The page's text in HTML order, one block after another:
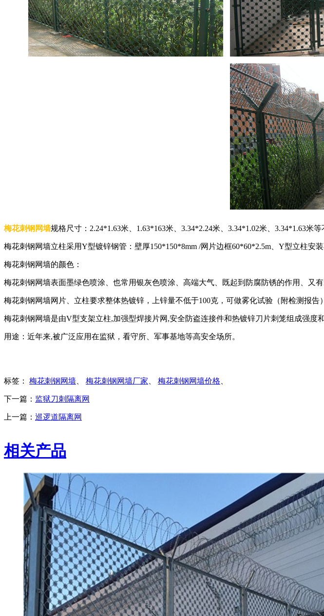
梅花刺钢网墙规格尺寸：2.24*1.63米、1.63*163米、3.34*2.24米、3.34*1.02米、3.34*1.63米等
梅花刺钢网墙立柱采用Y型镀锌钢管：壁厚150*150*8mm /网片边框60*60*2.5m、Y型立柱安装
梅花刺钢网墙的颜色：
梅花刺钢网墙表面墨绿色喷涂、也常用银灰色喷涂、高端大气、既起到防腐防锈的作用、又有
梅花刺钢网墙网片、立柱要求整体热镀锌，上锌量不低于100克，可做雾化试验（附检测报
梅花刺钢网墙是由V型支架立柱,加强型焊接片网,安全防盗连接件和热镀锌刀片刺笼组成强度
用途：近年来,被广泛应用在监狱，看守所、军事基地等高安全场所。
标签： 梅花刺钢网墙 梅花刺钢网墙厂家 梅花刺钢网墙价格
下一篇： 监狱刀刺隔离网
上一篇： 巡逻道隔离网
相关产品